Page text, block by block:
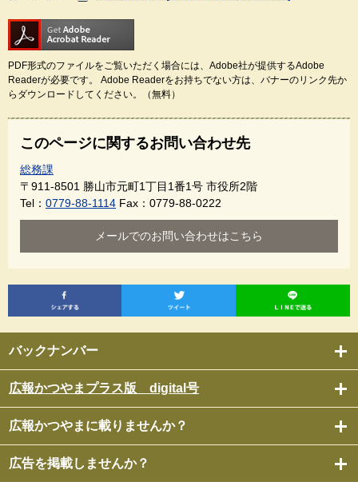
バックナンバー
広報かつやまプラス版 digital号
広報かつやまに載りませんか？
広告を掲載しませんか？
PDF形式のファイルをご覧いただく場合には、Adobe社が提供するAdobe
Readerが必要です。
Adobe Readerをお持ちでない方は、バナーのリンク先か
らダウンロードしてください。（無料）
このページに関するお問い合わせ先
総務課
〒911-8501 勝山市元町1丁目1番1号 市役所2階
Tel： 0779-88-1114 Fax：0779-88-0222
メールでのお問い合わせはこちら